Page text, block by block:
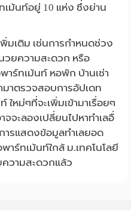
เม้นท์อยู่ 10 แห่ง ซึ่งย่าน
มเติม เช่นการกำหนดช่วง
วยความสะดวก หรือ
าร์ทเม้นท์ หอพัก บ้านเช่า
มาตรวจสอบการอัปเดท
หม่ๆที่จะเพิ่มเข้ามาเรื่อยๆ
จะลองเปลี่ยนไปหาทำเลอื่
ารแสดงข้อมูลทำเลยอด
ร์ทเม้นท์ใกล้ ม.เทคโนโลยี
วามสะดวกแล้ว